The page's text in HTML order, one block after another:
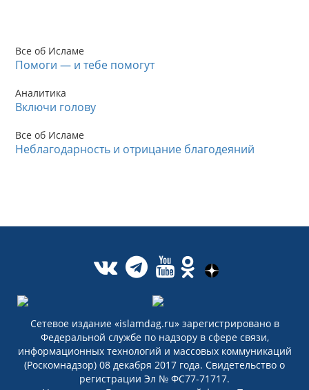
Все об Исламе
Помоги — и тебе помогут
Аналитика
Включи голову
Все об Исламе
Неблагодарность и отрицание благодеяний
Сетевое издание «islamdag.ru» зарегистрировано в
Федеральной службе по надзору в сфере связи,
информационных технологий и массовых коммуникаций
(Роскомнадзор) 08 декабря 2017 года. Свидетельство о
регистрации Эл № ФС77-71717.